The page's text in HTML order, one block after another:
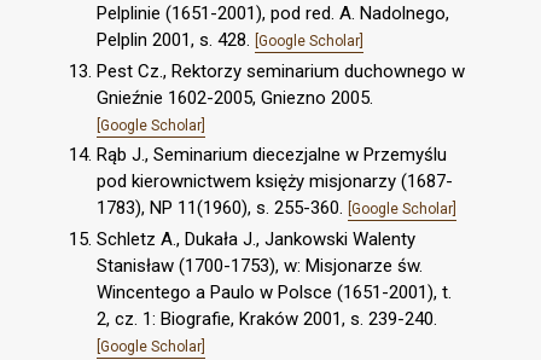
Pelplinie (1651-2001), pod red. A. Nadolnego,
Pelplin 2001, s. 428. [Google Scholar]
Pest Cz., Rektorzy seminarium duchownego w
Gnieźnie 1602-2005, Gniezno 2005.
[Google Scholar]
Rąb J., Seminarium diecezjalne w Przemyślu
pod kierownictwem księży misjonarzy (1687-
1783), NP 11(1960), s. 255-360. [Google Scholar]
Schletz A., Dukała J., Jankowski Walenty
Stanisław (1700-1753), w: Misjonarze św.
Wincentego a Paulo w Polsce (1651-2001), t.
2, cz. 1: Biografie, Kraków 2001, s. 239-240.
[Google Scholar]